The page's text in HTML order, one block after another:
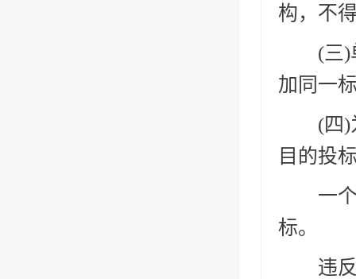
构，不
(三)单
加同一
(四)为
目的投
一个
标。
违反